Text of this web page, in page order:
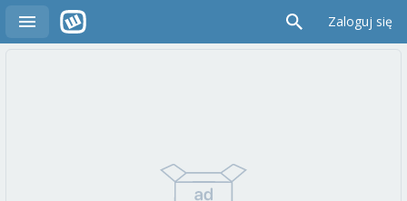
Zaloguj się